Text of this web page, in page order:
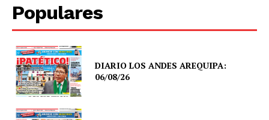
Populares
DIARIO LOS ANDES AREQUIPA:
06/08/26